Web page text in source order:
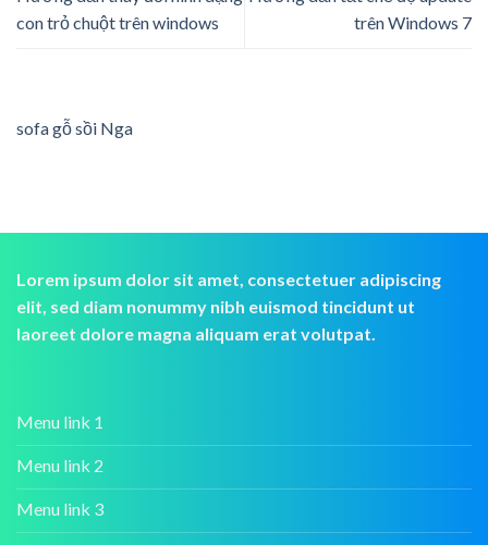
con trỏ chuột trên windows
trên Windows 7
sofa gỗ sồi Nga
Lorem ipsum dolor sit amet, consectetuer adipiscing
elit, sed diam nonummy nibh euismod tincidunt ut
laoreet dolore magna aliquam erat volutpat.
Menu link 1
Menu link 2
Menu link 3